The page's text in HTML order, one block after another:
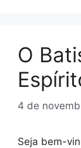
O
4 de
Seja bem-